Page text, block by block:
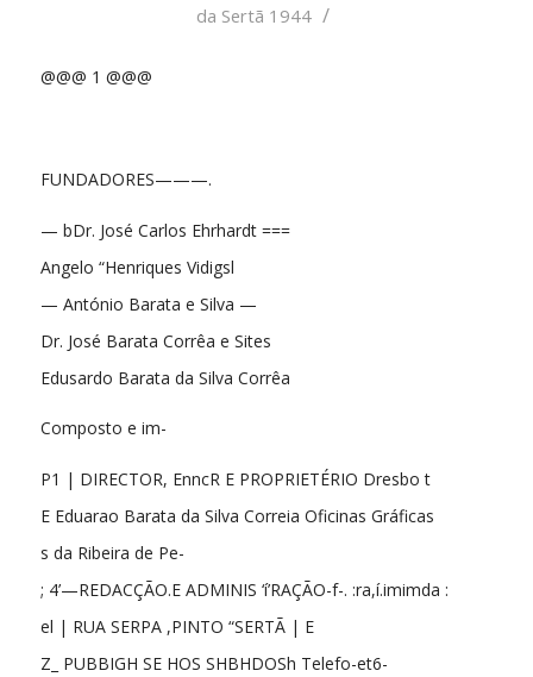
da Sertã 1944 /
@@@ 1 @@@
FUNDADORES———.
— bDr. José Carlos Ehrhardt ===
Angelo “Henriques Vidigsl
— António Barata e Silva —
Dr. José Barata Corrêa e Sites
Edusardo Barata da Silva Corrêa
Composto e im-
P1 | DIRECTOR, EnncR E PROPRIETÉRIO Dresbo t
E Eduarao Barata da Silva Correia Oficinas Gráficas
s da Ribeira de Pe-
; 4’—REDACÇÃO.E ADMINIS ‘í’RAÇÃO-f-. :ra,í.imimda :
el | RUA SERPA ,PINTO “SERTÃ | E
Z_ PUBBIGH SE HOS SHBHDOSh Telefo-et6-